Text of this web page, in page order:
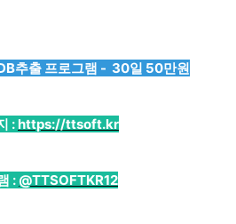
추출 프로그램 - 30일 50만원
:https://ttsoft.kr
: @TTSOFTKR12